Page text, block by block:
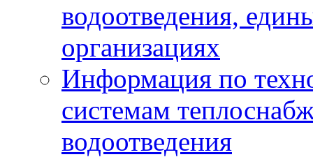
водоотведения,
организациях
Информация по
системам
водоотведения